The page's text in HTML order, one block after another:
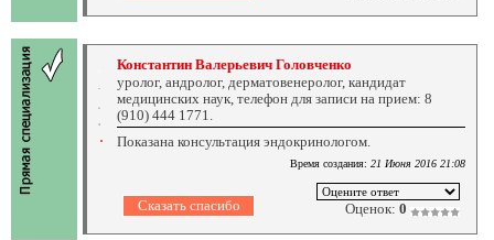
Константин Валерьевич Головченко
уролог, андролог, дерматовенеролог, кандидат
медицинских наук, телефон для записи на прием: 8
(910) 444 1771.
Показана консультация эндокринологом.
Время создания: 21 Июня 2016 21:08
Оценок: 0